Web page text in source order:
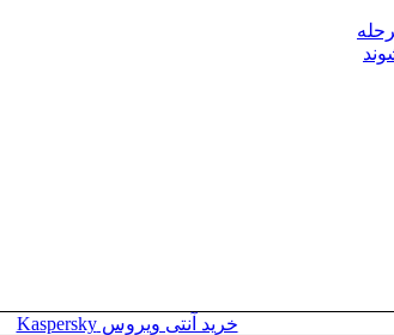
خرید آنتی ویروس Kaspersky